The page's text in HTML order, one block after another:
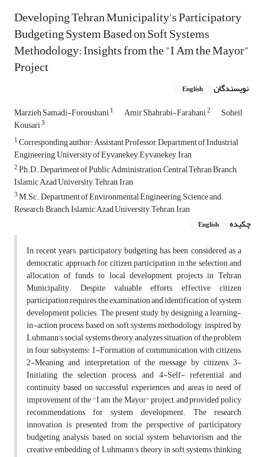
Developing Tehran Municipality's Participatory
Budgeting System Based on Soft Systems
Methodology: Insights from the "I Am the Mayor"
Project
نویسندگان English
Marzieh Samadi-Foroushani1 Amir Shahrabi-Farahani2 Soheil
Kousari3
1Corresponding author: Assistant Professor, Department of Industrial
Engineering, University of Eyvanekey, Eyvanekey, Iran
2Ph.D., Department of Public Administration, Central Tehran Branch,
Islamic Azad University, Tehran, Iran
3M.Sc., Department of Environmental Engineering, Science and
Research, Branch, Islamic Azad University, Tehran, Iran
چکیده
English
In recent years, participatory budgeting has been considered as a
democratic approach for citizen participation in the selection and
allocation of funds to local development projects in Tehran
Municipality. Despite valuable efforts, effective citizen
participation requires the examination and identification of system
development policies. The present study, by designing a learning-
in-action process based on soft systems methodology, inspired by
Luhmann's social systems theory, analyzes situation of the problem
in four subsystems: 1-Formation of communication with citizens,
2-Meaning and interpretation of the message by citizens, 3-
Initiating the selection process, and 4-Self- referential and
continuity based on successful experiences and areas in need of
improvement of the "I am the Mayor" project, and provided policy
recommendations for system development. The research
innovation is presented from the perspective of participatory
budgeting analysis based on social system behaviorism and the
creative embedding of Luhmann's theory in soft systems thinking